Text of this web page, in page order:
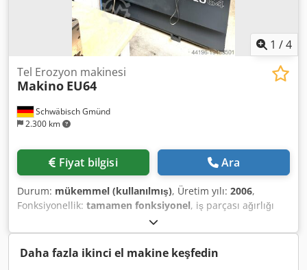
1 /4
Schwäbisch Gmünd
2.300 km
Tel Erozyon makinesi
Makino EU64
Fiyat bilgisi Ara
Durum: mükemmel (kullanılmış), Üretim yılı: 2006,
Fonksiyonellik: tamamen fonksiyonel, iş parçası ağırlığı
, X ekseni hareket mesafesi:
ekseni hareket mesafesi:400 mm, Z ekseni hareket
mesafesi:260 mm , toplam yükseklik:2.350 mm
, toplam genişlik:2.300 mm
Daha fazla ikinci el makine keşfedin